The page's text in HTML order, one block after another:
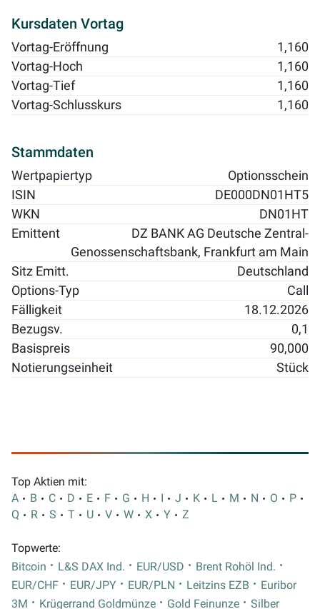
Kursdaten Vortag
Vortag-Eröffnung
1,160
Vortag-Hoch
1,160
Vortag-Tief
1,160
Vortag-Schlusskurs
1,160
Stammdaten
Wertpapiertyp
Optionsschein
ISIN
DE000DN01HT5
WKN
DN01HT
Emittent
DZ BANK AG Deutsche Zentral-
Genossenschaftsbank, Frankfurt am Main
Sitz Emitt.
Deutschland
Options-Typ
Call
Fälligkeit
18.12.2026
Bezugsv.
0,1
Basispreis
90,000
Notierungseinheit
Stück
Top Aktien mit:
A
B C D E F G H I J K L M N O
P
Q
R S T U V W X Y Z
Topwerte:
Bitcoin
L&S DAX Ind. EUR/USD
Brent Rohöl Ind.
EUR/CHF
EUR/JPY EUR/PLN Leitzins EZB
Euribor
3M
Krügerrand Goldmünze Gold Feinunze Silber